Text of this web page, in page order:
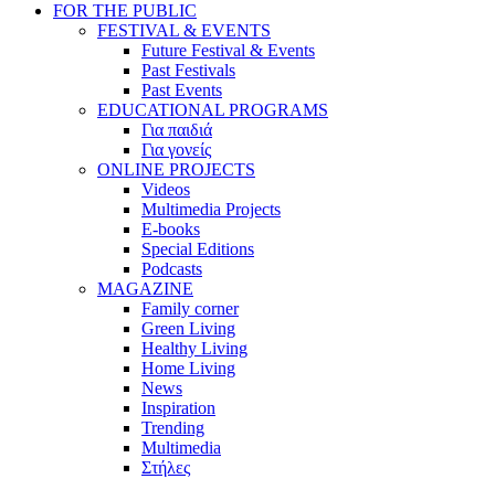
FOR THE PUBLIC
FESTIVAL & EVENTS
Future Festival & Events
Past Festivals
Past Events
EDUCATIONAL PROGRAMS
Για παιδιά
Για γονείς
ONLINE PROJECTS
Videos
Multimedia Projects
E-books
Special Editions
Podcasts
MAGAZINE
Family corner
Green Living
Healthy Living
Home Living
News
Inspiration
Trending
Multimedia
Στήλες